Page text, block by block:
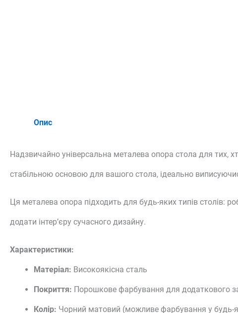
Опис
Надзвичайно універсальна металева опора стола для тих,
стабільною основою для вашого стола, ідеально
Ця металева опора підходить для будь-яких типів столів:
додати інтер’єру сучасного дизайну.
Характеристики:
Матеріал: Високоякісна сталь
Покриття: Порошкове фарбування для додаткового
Колір: Чорний матовий (можливе фарбування у будь-